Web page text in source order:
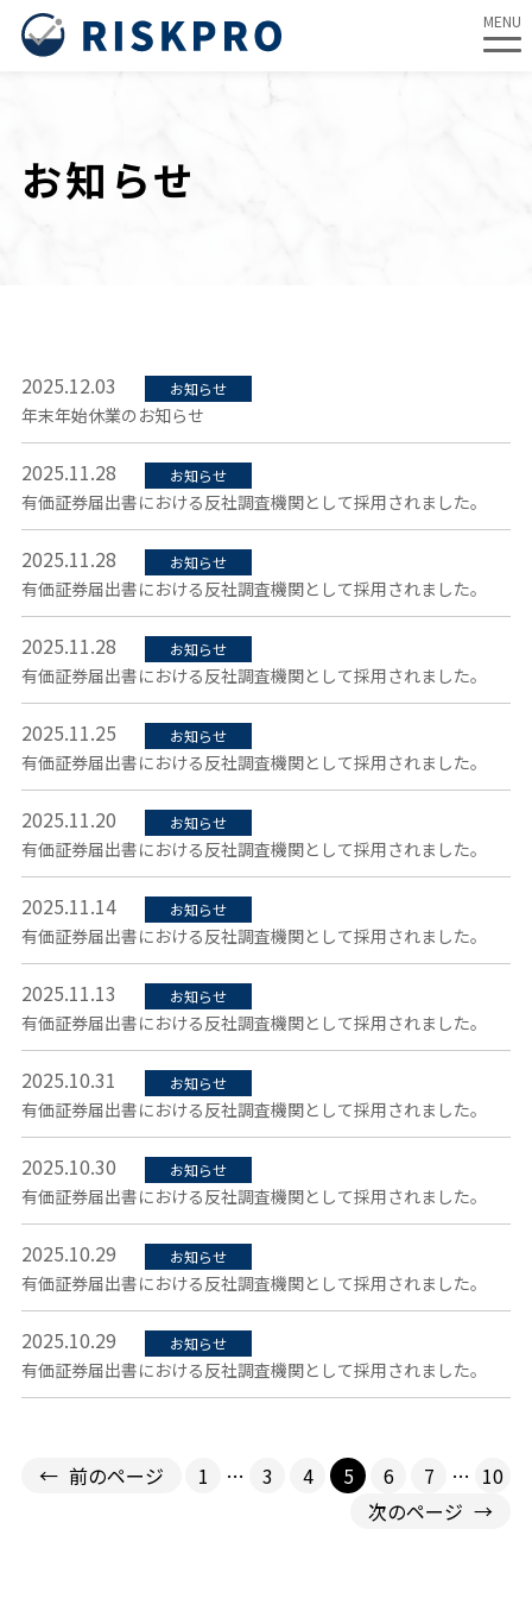
MENU
お知らせ
2025.12.03 お知らせ
年末年始休業のお知らせ
2025.11.28 お知らせ
有価証券届出書における反社調査機関として採用されました。
2025.11.28 お知らせ
有価証券届出書における反社調査機関として採用されました。
2025.11.28 お知らせ
有価証券届出書における反社調査機関として採用されました。
2025.11.25 お知らせ
有価証券届出書における反社調査機関として採用されました。
2025.11.20 お知らせ
有価証券届出書における反社調査機関として採用されました。
2025.11.14 お知らせ
有価証券届出書における反社調査機関として採用されました。
2025.11.13 お知らせ
有価証券届出書における反社調査機関として採用されました。
2025.10.31 お知らせ
有価証券届出書における反社調査機関として採用されました。
2025.10.30 お知らせ
有価証券届出書における反社調査機関として採用されました。
2025.10.29 お知らせ
有価証券届出書における反社調査機関として採用されました。
2025.10.29 お知らせ
有価証券届出書における反社調査機関として採用されました。
← 前のページ 1 … 3 4 5 6 7 … 10
次のページ →